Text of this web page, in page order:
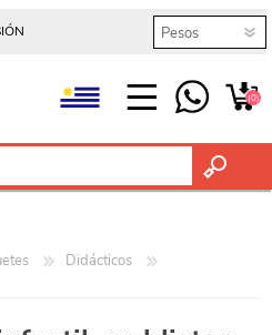
(0)
Didácticos